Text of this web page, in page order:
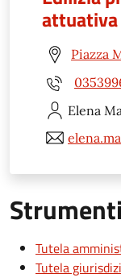
attuativa
Piazza
Elena
Tutela
Tutela